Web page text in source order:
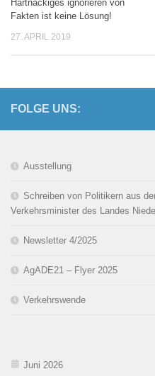
Hartnäckiges ignorieren von
Fakten ist keine Lösung!
27. APRIL 2019
FOLGE UNS:
Ausstellung
Schreiben von Politikern aus
Verkehrsminister des Landes
Newsletter 4/2025
AgADE21 – Flyer 2025
Verkehrswende
Juni 2026